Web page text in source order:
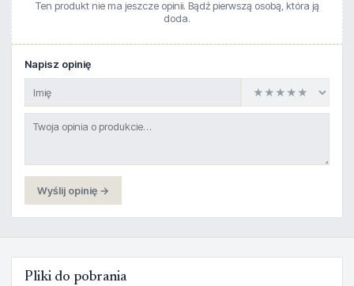
Ten produkt nie ma jeszcze opinii. Bądź pierwszą osobą, która ją
doda.
Napisz opinię
Wyślij opinię →
Pliki do pobrania